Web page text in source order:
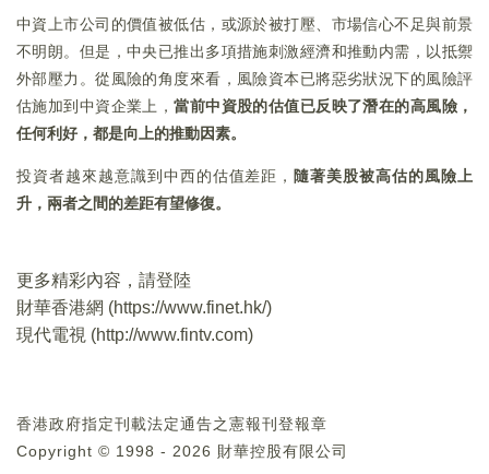
中資上市公司的價值被低估，或源於被打壓、市場信心不足與前景
不明朗。但是，中央已推出多項措施刺激經濟和推動内需，以抵禦
外部壓力。從風險的角度來看，風險資本已將惡劣狀況下的風險評
估施加到中資企業上，當前中資股的估值已反映了潛在的高風險，
任何利好，都是向上的推動因素。
投資者越來越意識到中西的估值差距， 隨著美股被高估的風險上
升，兩者之間的差距有望修復。
更多精彩內容，請登陸
財華香港網 (https://www.finet.hk/)
現代電視 (http://www.fintv.com)
香港政府指定刊載法定通告之憲報刊登報章
Copyright © 1998 - 2026 財華控股有限公司